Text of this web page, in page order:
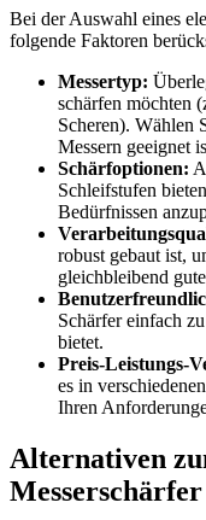
Bei der Auswahl eines
folgende Faktoren
Messertyp:
schärfen möchten
Scheren). Wählen
Messern geeignet
Schärfoptionen:
Schleifstufen
Bedürfnissen
robust gebaut ist,
gleichbleibend
Schärfer einfach
bietet.
Preis-Leistungs-
es in
Ihren
Alternativen
Messerschärfer